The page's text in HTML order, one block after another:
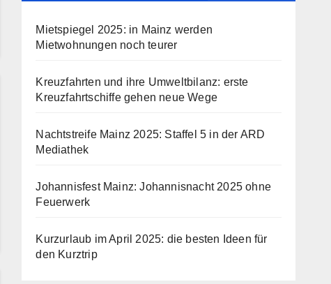
Mietspiegel 2025: in Mainz werden
Mietwohnungen noch teurer
Kreuzfahrten und ihre Umweltbilanz: erste
Kreuzfahrtschiffe gehen neue Wege
Nachtstreife Mainz 2025: Staffel 5 in der ARD
Mediathek
Johannisfest Mainz: Johannisnacht 2025 ohne
Feuerwerk
Kurzurlaub im April 2025: die besten Ideen für
den Kurztrip